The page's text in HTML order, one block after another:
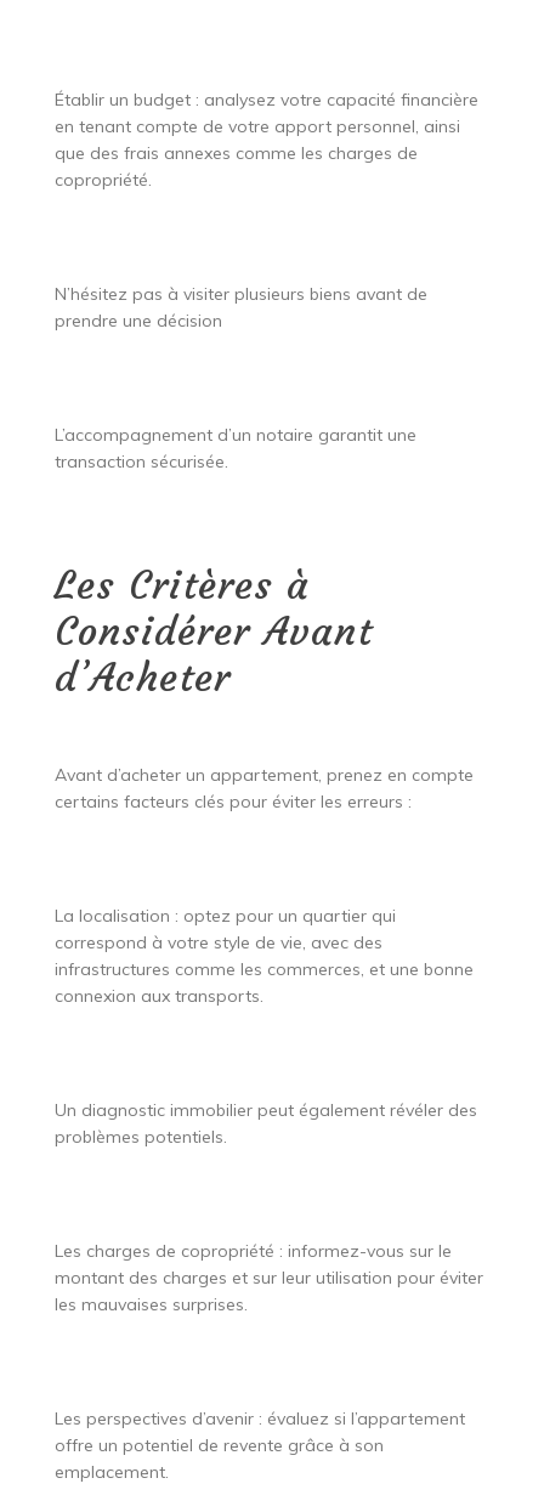
Établir un budget : analysez votre capacité financière
en tenant compte de votre apport personnel, ainsi
que des frais annexes comme les charges de
copropriété.
N’hésitez pas à visiter plusieurs biens avant de
prendre une décision
L’accompagnement d’un notaire garantit une
transaction sécurisée.
Les Critères à
Considérer Avant
d’Acheter
Avant d’acheter un appartement, prenez en compte
certains facteurs clés pour éviter les erreurs :
La localisation : optez pour un quartier qui
correspond à votre style de vie, avec des
infrastructures comme les commerces, et une bonne
connexion aux transports.
Un diagnostic immobilier peut également révéler des
problèmes potentiels.
Les charges de copropriété : informez-vous sur le
montant des charges et sur leur utilisation pour éviter
les mauvaises surprises.
Les perspectives d’avenir : évaluez si l’appartement
offre un potentiel de revente grâce à son
emplacement.